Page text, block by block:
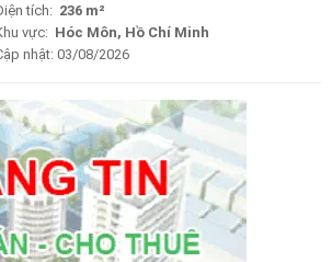
tích: 236 m²
vực: Hóc Môn, Hồ Chí Minh
nhật: 03/08/2026